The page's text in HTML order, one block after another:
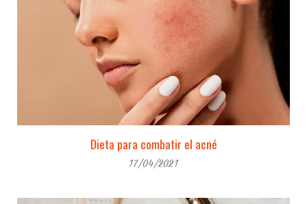
Dieta para combatir el acné
17/04/2021